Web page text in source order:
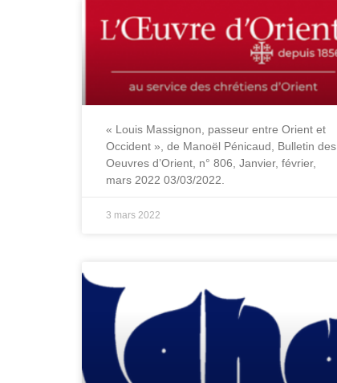
« Louis Massignon, passeur entre Orient et
Occident », de Manoël Pénicaud, Bulletin des
Oeuvres d’Orient, n° 806, Janvier, février,
mars 2022 03/03/2022.
3 mars 2022